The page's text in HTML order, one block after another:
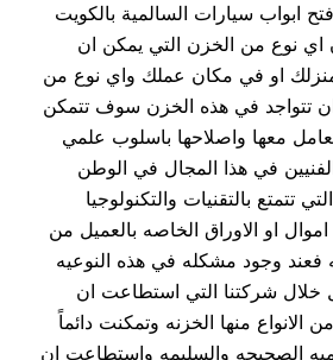
ابواب سيارات السالمية بالكويت
نوع من الخزن التي يمكن ان
او في مكان عملك واي نوع من
تتواجد في هذه الخزن سوف تتمكن
معها واصلاحها باسلوب علمي
في هذا المجال في الوطن
تتمتع بالتقنيات والتكنولوجيا
او الاوراق الخاصه بالعميل من
فعند وجود مشكله في هذه النوعيه
خلال شركتنا التي استطاعت ان
منها الخزنه وتمكنت دائماً
الصحيحه والسليمه واستطاعت ان